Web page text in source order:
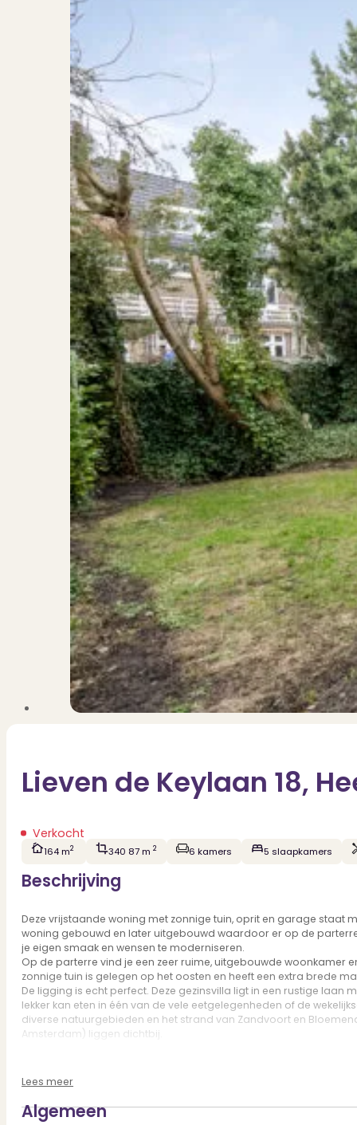
Lieven de Keylaan 18,
Verkocht
164 m2 340 87 m2 6 kamers 5 slaapkamers
Beschrijving
Deze vrijstaande woning met zonnige tuin, oprit en garage staat
woning gebouwd en later uitgebouwd waardoor er op de
je eigen smaak en wensen te moderniseren.
Op de parterre vind je een zeer ruime, uitgebouwde woonkamer
zonnige tuin is gelegen op het oosten en heeft een extra brede
De ligging is echt perfect. Deze gezinsvilla ligt in een rustige
lekker kan eten in één van de vele eetgelegenheden of de
diverse natuurgebieden en het strand van Zandvoort en
Amsterdam) liggen dichtbij.
haard, houten vloer, veel raampartijen en openslaande deuren
1e Verdieping: overloop met glas-in-lood raam en
slaapkamer aan achterzijde met inbouwkasten en extra
Lees meer
Algemeen